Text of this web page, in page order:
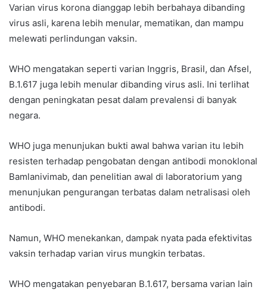
Varian virus korona dianggap lebih berbahaya dibanding
virus asli, karena lebih menular, mematikan, dan mampu
melewati perlindungan vaksin.
WHO mengatakan seperti varian Inggris, Brasil, dan Afsel,
B.1.617 juga lebih menular dibanding virus asli. Ini terlihat
dengan peningkatan pesat dalam prevalensi di banyak
negara.
WHO juga menunjukan bukti awal bahwa varian itu lebih
resisten terhadap pengobatan dengan antibodi monoklonal
Bamlanivimab, dan penelitian awal di laboratorium yang
menunjukan pengurangan terbatas dalam netralisasi oleh
antibodi.
Namun, WHO menekankan, dampak nyata pada efektivitas
vaksin terhadap varian virus mungkin terbatas.
WHO mengatakan penyebaran B.1.617, bersama varian lain